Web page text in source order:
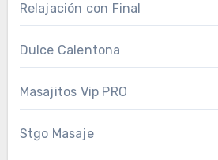
Relajación con Final
Dulce Calentona
Masajitos Vip PRO
Stgo Masaje